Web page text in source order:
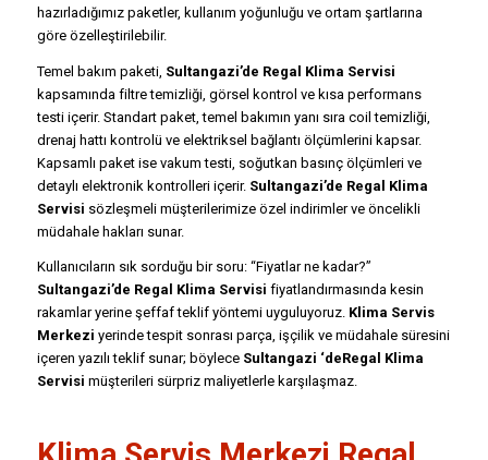
hazırladığımız paketler, kullanım yoğunluğu ve ortam şartlarına
göre özelleştirilebilir.
Temel bakım paketi, Sultangazi’de Regal Klima Servisi
kapsamında filtre temizliği, görsel kontrol ve kısa performans
testi içerir. Standart paket, temel bakımın yanı sıra coil temizliği,
drenaj hattı kontrolü ve elektriksel bağlantı ölçümlerini kapsar.
Kapsamlı paket ise vakum testi, soğutkan basınç ölçümleri ve
detaylı elektronik kontrolleri içerir. Sultangazi’de Regal Klima
Servisi sözleşmeli müşterilerimize özel indirimler ve öncelikli
müdahale hakları sunar.
Kullanıcıların sık sorduğu bir soru: “Fiyatlar ne kadar?”
Sultangazi’de Regal Klima Servisi fiyatlandırmasında kesin
rakamlar yerine şeffaf teklif yöntemi uyguluyoruz. Klima Servis
Merkezi yerinde tespit sonrası parça, işçilik ve müdahale süresini
içeren yazılı teklif sunar; böylece Sultangazi ‘deRegal Klima
Servisi müşterileri sürpriz maliyetlerle karşılaşmaz.